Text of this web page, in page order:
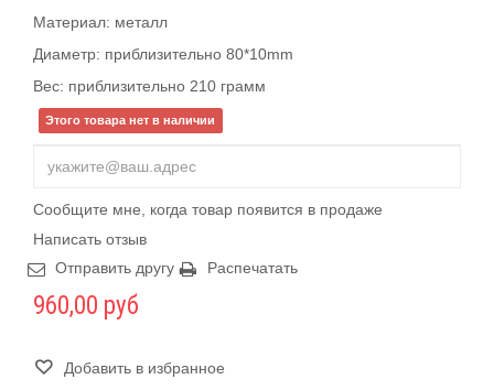
Материал: металл
Диаметр: приблизительно 80*10mm
Вес: приблизительно 210 грамм
Этого товара нет в наличии
Сообщите мне, когда товар появится в продаже
Написать отзыв
Отправить другу
Распечатать
960,00 руб
Добавить в избранное